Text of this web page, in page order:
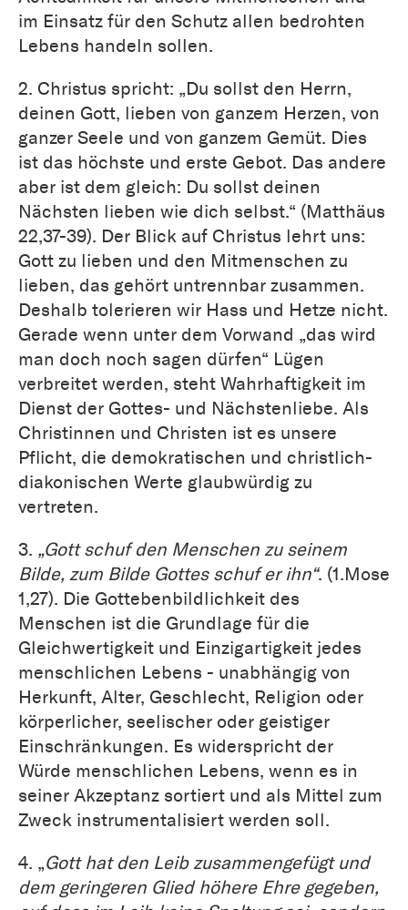
im Einsatz für den Schutz allen bedrohten
Lebens handeln sollen.
2. Christus spricht: „Du sollst den Herrn,
deinen Gott, lieben von ganzem Herzen, von
ganzer Seele und von ganzem Gemüt. Dies
ist das höchste und erste Gebot. Das andere
aber ist dem gleich: Du sollst deinen
Nächsten lieben wie dich selbst.“ (Matthäus
22,37-39). Der Blick auf Christus lehrt uns:
Gott zu lieben und den Mitmenschen zu
lieben, das gehört untrennbar zusammen.
Deshalb tolerieren wir Hass und Hetze nicht.
Gerade wenn unter dem Vorwand „das wird
man doch noch sagen dürfen“ Lügen
verbreitet werden, steht Wahrhaftigkeit im
Dienst der Gottes- und Nächstenliebe. Als
Christinnen und Christen ist es unsere
Pflicht, die demokratischen und christlich-
diakonischen Werte glaubwürdig zu
vertreten.
3. „Gott schuf den Menschen zu seinem
Bilde, zum Bilde Gottes schuf er ihn“. (1.Mose
1,27). Die Gottebenbildlichkeit des
Menschen ist die Grundlage für die
Gleichwertigkeit und Einzigartigkeit jedes
menschlichen Lebens - unabhängig von
Herkunft, Alter, Geschlecht, Religion oder
körperlicher, seelischer oder geistiger
Einschränkungen. Es widerspricht der
Würde menschlichen Lebens, wenn es in
seiner Akzeptanz sortiert und als Mittel zum
Zweck instrumentalisiert werden soll.
4. „Gott hat den Leib zusammengefügt und
dem geringeren Glied höhere Ehre gegeben,